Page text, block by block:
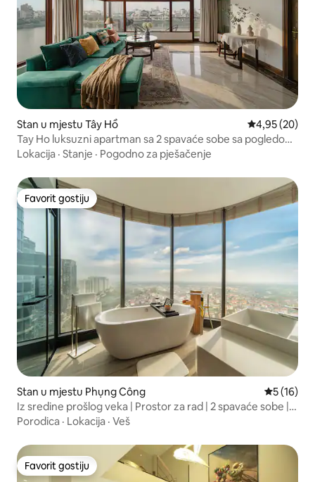
Stan u mjestu Tây Hồ prosječna
4,95 (20)
Tay Ho luksuzni apartman sa 2 spavaće sobe sa pogledom
na jezero
Lokacija · Stanje · Pogodno za pješačenje
Favorit gostiju
Favorit gostiju
Stan u mjestu Phụng Công prosječna
5 (16)
Iz sredine prošlog veka | Prostor za rad | 2 spavaće sobe |
Pogled na zalazak sunca
Porodica · Lokacija · Veš
Favorit gostiju
Favorit gostiju